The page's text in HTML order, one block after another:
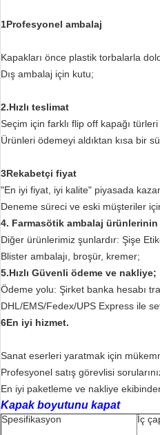
1Profesyonel ambalaj
Kapakları önce plastik torbalarla
Dış ambalaj için kutu;
2.Hızlı teslimat
Seçim için farklı flip off kapağı
Ürünleri ödemeyi aldıktan kısa bir
3Rekabetçi fiyat
"En iyi fiyat, iyi kalite" piyasada
Deneme süreci ve eski müşteriler
4. Farmasötik ambalaj
Diğer ürünlerimiz şunlardır: Şişe
Blister ambalajı, broşür, kremer;
5.Hızlı Güvenli ödeme ve nakliye;
Ödeme yolu: Şirket banka hesabı
DHL/EMS/Fedex/UPS Express ile
6En iyi hizmet.
Sanat eserleri yaratmak için
Profesyonel satış görevlisi
En iyi paketleme ve nakliye
Kapak boyutunu kapat
Spesifikasyon İç